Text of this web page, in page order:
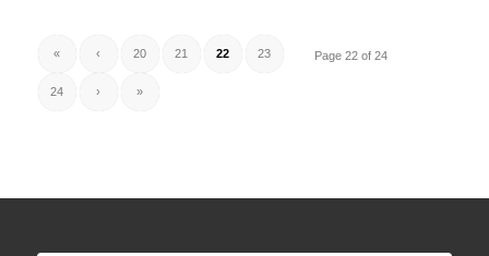
Page 22 of 24
« ‹ 20 21 22 23
24 › »